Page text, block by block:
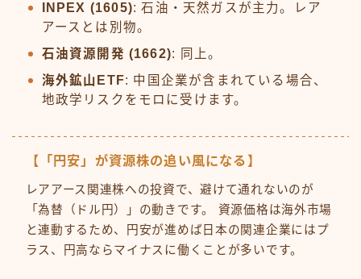
INPEX (1605): 石油・天然ガスが主力。レア
アースとは別物。
石油資源開発 (1662): 同上。
海外鉱山ETF: 中国企業が含まれている場合、
地政学リスクをモロに受けます。
【「円安」が資源株の追い風になる】
レアアース関連株への投資で、避けて通れないのが
「為替（ドル円）」の動きです。 資源価格は海外市場
と連動するため、円安が進めば日本の関連企業にはプ
ラス、円高ならマイナスに働くことが多いです。